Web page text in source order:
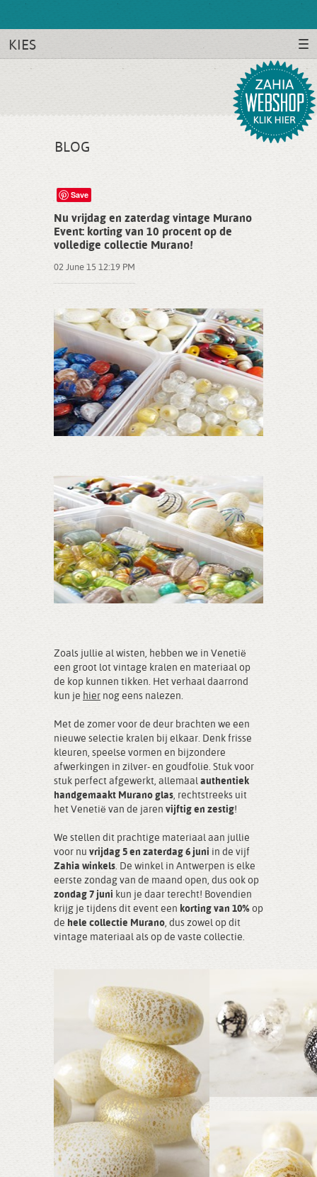
KIES
BLOG
Save
Nu vrijdag en zaterdag vintage Murano
Event: korting van 10 procent op de
volledige collectie Murano!
02 June 15 12:19 PM
Zoals jullie al wisten, hebben we in Venetië
een groot lot vintage kralen en materiaal op
de kop kunnen tikken. Het verhaal daarrond
kun je hier nog eens nalezen.
Met de zomer voor de deur brachten we een
nieuwe selectie kralen bij elkaar. Denk frisse
kleuren, speelse vormen en bijzondere
afwerkingen in zilver- en goudfolie. Stuk voor
stuk perfect afgewerkt, allemaal authentiek
handgemaakt Murano glas, rechtstreeks uit
het Venetië van de jaren vijftig en zestig!
We stellen dit prachtige materiaal aan jullie
voor nu vrijdag 5 en zaterdag 6 juni in de vijf
Zahia winkels. De winkel in Antwerpen is elke
eerste zondag van de maand open, dus ook op
zondag 7 juni kun je daar terecht! Bovendien
krijg je tijdens dit event een korting van 10% op
de hele collectie Murano, dus zowel op dit
vintage materiaal als op de vaste collectie.